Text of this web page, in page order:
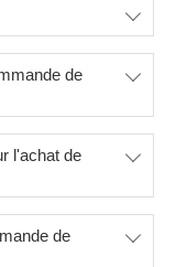
de
l'achat de
de